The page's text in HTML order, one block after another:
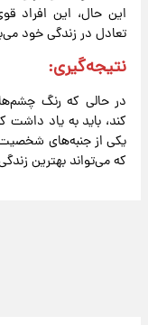
این حال، این افراد
تعادل در زندگی خود
نتیجه‌گیری:
در حالی که رنگ
کند، باید به یاد
یکی از جنبه‌های
که می‌تواند بهترین